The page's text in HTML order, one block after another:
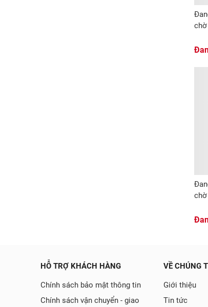
chờ
chờ
HỖ TRỢ KHÁCH HÀNG
Chính sách bảo mật thông tin
Chính sách vận chuyển - giao
VỀ CHÚNG
Giới thiệu
Tin tức